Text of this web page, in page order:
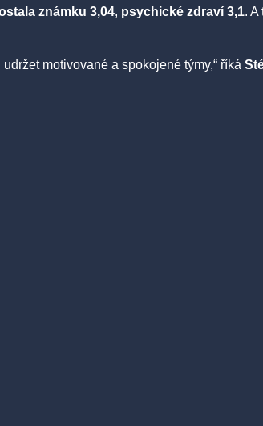
známku 3,04, psychické zdraví 3,1.
motivované a spokojené týmy,“ říká